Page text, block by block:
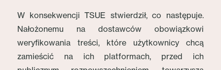
W konsekwencji TSUE stwierdził, co następuje.
Nałożonemu na dostawców obowiązkowi
weryfikowania treści, które użytkownicy chcą
zamieścić na ich platformach, przed ich